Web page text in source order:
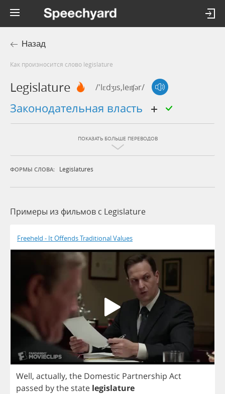
Назад
Как произносится слово legislature
Legislature /'lɛdʒɪs,leɪʧər/
законодательная власть
ПОКАЗАТЬ БОЛЬШЕ ПЕРЕВОДОВ
ФОРМЫ СЛОВА: Legislatures
Примеры из фильмов c Legislature
Freeheld - It Offends Traditional Values
Well, actually, the Domestic Partnership Act
passed bythe state legislature